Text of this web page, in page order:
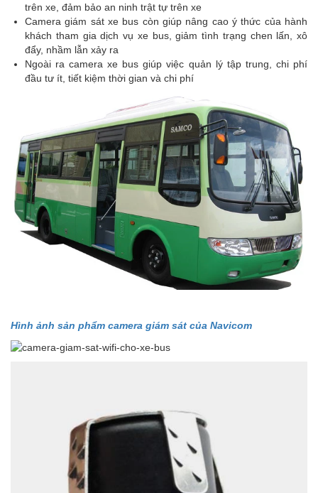
trên xe, đảm bảo an ninh trật tự trên xe
Camera giám sát xe bus còn giúp nâng cao ý thức của hành
khách tham gia dịch vụ xe bus, giảm tình trạng chen lấn, xô
đẩy, nhầm lẫn xảy ra
Ngoài ra camera xe bus giúp việc quản lý tập trung, chi phí
đầu tư ít, tiết kiệm thời gian và chi phí
Hình ảnh sản phẩm camera giám sát của Navicom